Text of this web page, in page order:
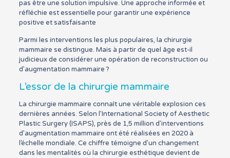
pas être une solution impulsive. Une approche informée et
réfléchie est essentielle pour garantir une expérience
positive et satisfaisante
Parmi les interventions les plus populaires, la chirurgie
mammaire se distingue. Mais à partir de quel âge est-il
judicieux de considérer une opération de reconstruction ou
d’augmentation mammaire ?
L’essor de la chirurgie mammaire
La chirurgie mammaire connaît une véritable explosion ces
dernières années. Selon l’International Society of Aesthetic
Plastic Surgery (ISAPS), près de 1,5 million d’interventions
d’augmentation mammaire ont été réalisées en 2020 à
l’échelle mondiale. Ce chiffre témoigne d’un changement
dans les mentalités où la chirurgie esthétique devient de